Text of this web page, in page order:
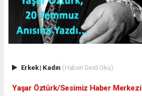
Erkek| Kadın (Haberi Sesli Oku)
Yaşar Öztürk/Sesimiz Haber Merkezi